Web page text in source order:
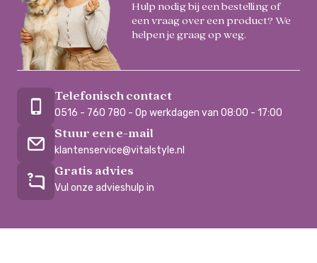
Hulp nodig bij een bestelling of
een vraag over een product? We
helpen je graag op weg.
Telefonisch contact
0516 - 760 780 - Op werkdagen van 08:00 - 17:00
Stuur een e-mail
klantenservice@vitalstyle.nl
Gratis advies
Vul onze advieshulp in